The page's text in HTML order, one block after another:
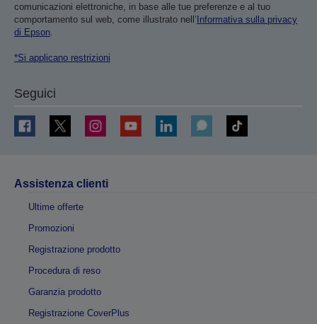
comunicazioni elettroniche, in base alle tue preferenze e al tuo
comportamento sul web, come illustrato nell’ Informativa sulla privacy
di Epson.
*Si applicano restrizioni
Seguici
Assistenza clienti
Ultime offerte
Promozioni
Registrazione prodotto
Procedura di reso
Garanzia prodotto
Registrazione CoverPlus